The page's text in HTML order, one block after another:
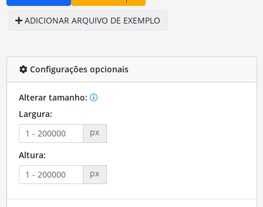
ADICIONAR ARQUIVO DE EXEMPLO
Configurações opcionais
Alterar tamanho:
Largura:
px
Altura:
px